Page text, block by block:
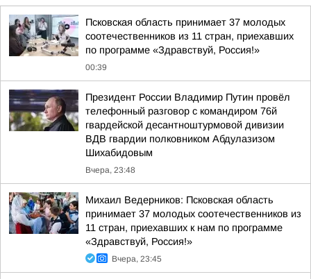
Псковская область принимает 37 молодых
соотечественников из 11 стран, приехавших
по программе «Здравствуй, Россия!»
00:39
Президент России Владимир Путин провёл
телефонный разговор с командиром 76й
гвардейской десантноштурмовой дивизии
ВДВ гвардии полковником Абдулазизом
Шихабидовым
Вчера, 23:48
Михаил Ведерников: Псковская область
принимает 37 молодых соотечественников из
11 стран, приехавших к нам по программе
«Здравствуй, Россия!»
Вчера, 23:45